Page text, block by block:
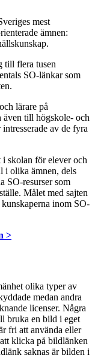
mest
ämnen:
till flera tusen
SO-länkar som
lärare på
även till högskole- och
av de fyra
i skolan för elever och
i olika ämnen, dels
SO-resurser som
Målet med sajten
inom SO-
>
olika typer av
medan andra
licenser. Några
bruka en bild i eget
fri att använda eller
klicka på bildlänken
saknas är bilden i